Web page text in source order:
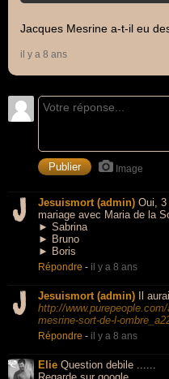
Jacques Mesrine a-t-il eu
il y a 8 ans
Image
Jesuismort (admin) Oui, 3
mariage avec Maria de la
► Sabrina
► Bruno
► Boris
Répondre - il y a 8 ans
Jesuismort (admin) Il
http://
mesrine-sort-de-l-
Répondre - il y a 8 ans
Elie Question debile ......